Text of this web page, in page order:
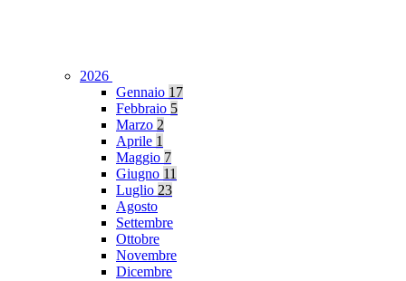
2026
Gennaio 17
Febbraio 5
Marzo 2
Aprile 1
Maggio 7
Giugno 11
Luglio 23
Agosto
Settembre
Ottobre
Novembre
Dicembre